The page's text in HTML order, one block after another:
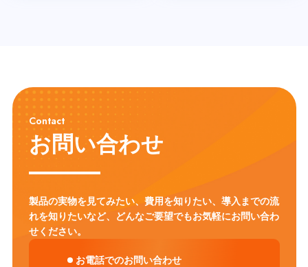
Contact
お問い合わせ
製品の実物を見てみたい、費用を知りたい、導入までの流
れを知りたいなど、
どんなご要望でもお気軽にお問い合わ
せください。
お電話でのお問い合わせ